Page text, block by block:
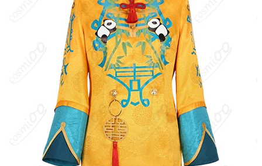
クターが特定のシチュエーションやカードとして表現された衣装
バージョン名で、ヒプノシスマイクのアプリや関連グッズ・コン
テンツにおいて登場したものと見られます（公式情報源では衣装
バージョン自体の詳細な背景は公開されていません）。該当バー
ジョンは、簓の快活さや“成功”というテーマを強調したデザイン・
演出が特徴です。